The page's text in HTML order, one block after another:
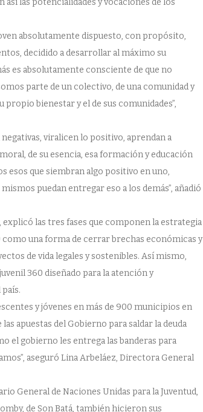
las potencialidades y vocaciones de los
absolutamente dispuesto, con propósito,
decidido a desarrollar al máximo su
es absolutamente consciente de que no
parte de un colectivo, de una comunidad y
bienestar y el de sus comunidades”,
viralicen lo positivo, aprendan a
de su esencia, esa formación y educación
esos que siembran algo positivo en uno,
puedan entregar eso a los demás”, añadió
las tres fases que componen la estrategia
una forma de cerrar brechas económicas y
de vida legales y sostenibles. Así mismo,
360 diseñado para la atención y
y jóvenes en más de 900 municipios en
apuestas del Gobierno para saldar la deuda
el gobierno les entrega las banderas para
aseguró Lina Arbeláez, Directora General
General de Naciones Unidas para la Juventud,
de Son Batá, también hicieron sus